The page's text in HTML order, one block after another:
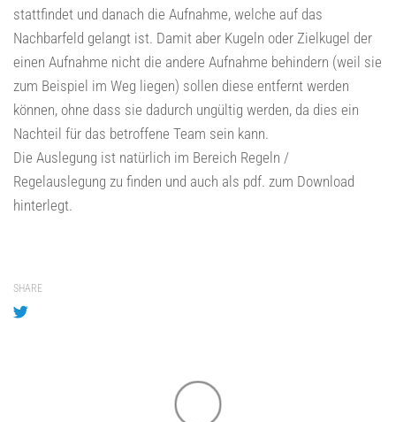
stattfindet und danach die Aufnahme, welche auf das
Nachbarfeld gelangt ist. Damit aber Kugeln oder Zielkugel der
einen Aufnahme nicht die andere Aufnahme behindern (weil sie
zum Beispiel im Weg liegen) sollen diese entfernt werden
können, ohne dass sie dadurch ungültig werden, da dies ein
Nachteil für das betroffene Team sein kann.
Die Auslegung ist natürlich im Bereich Regeln /
Regelauslegung zu finden und auch als pdf. zum Download
hinterlegt.
SHARE